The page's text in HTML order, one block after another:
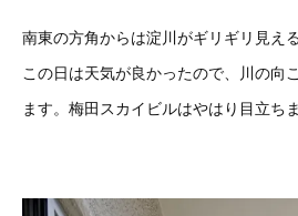
南東の方角からは淀川がギリギリ見え
この日は天気が良かったので、川の向
ます。梅田スカイビルはやはり目立ちま